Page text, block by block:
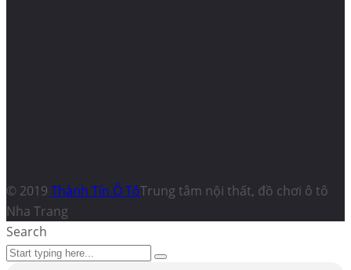
© 2019 Thành Tín Ô TôTrung tâm nội thất, đồ chơi ô tô
Nha Trang
Search